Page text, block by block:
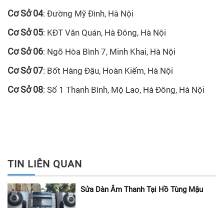
Cơ Sở 04: Đường Mỹ Đình, Hà Nội
Cơ Sở 05: KĐT Văn Quán, Hà Đông, Hà Nội
Cơ Sở 06: Ngõ Hòa Bình 7, Minh Khai, Hà Nội
Cơ Sở 07: Bốt Hàng Đậu, Hoàn Kiếm, Hà Nội
Cơ Sở 08: Số 1 Thanh Bình, Mộ Lao, Hà Đông, Hà Nội
TIN LIÊN QUAN
Sửa Dàn Âm Thanh Tại Hồ Tùng Mậu